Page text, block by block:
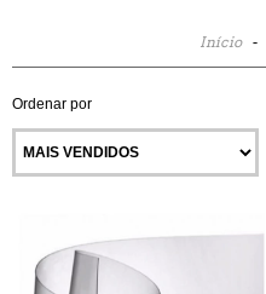
Início -
Ordenar por